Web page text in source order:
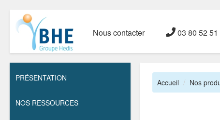
Nous contacter 03 80 52 51
PRÉSENTATION
NOS RESSOURCES
Accueil Nos